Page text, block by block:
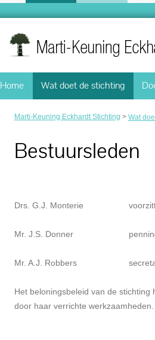
Home Wat doet de stichting
Marti-Keuning Eckhardt Stichting > Wat
Bestuursleden
Drs. G.J. Monterie
Mr. J.S. Donner
Mr. A.J. Robbers
Het beloningsbeleid van de
door haar verrichte werkzaamheden.